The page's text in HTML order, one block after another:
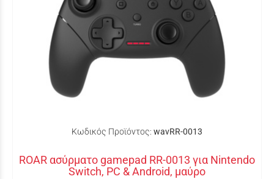
Κωδικός Προϊόντος: wavRR-0013
ROAR ασύρματο gamepad RR-0013 για Nintendo
Switch, PC & Android, μαύρο